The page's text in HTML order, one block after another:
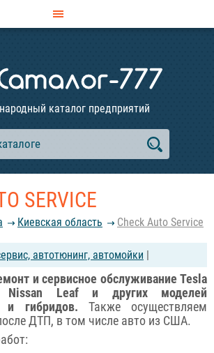
каталог предприятий
SERVICE
Киевская область Check Auto Service
автотюнинг, автомойки |
и сервисное обслуживание Tesla
Nissan Leaf и других моделей
и гибридов. Также осуществляем
ДТП, в том числе авто из США.